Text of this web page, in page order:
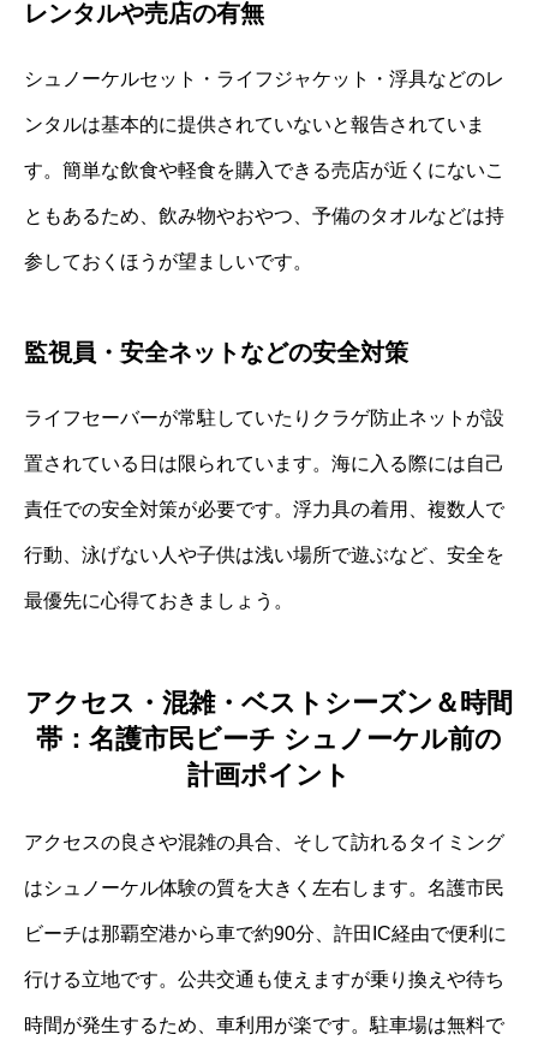
レンタルや売店の有無
シュノーケルセット・ライフジャケット・浮具などのレ
ンタルは基本的に提供されていないと報告されていま
す。簡単な飲食や軽食を購入できる売店が近くにないこ
ともあるため、飲み物やおやつ、予備のタオルなどは持
参しておくほうが望ましいです。
監視員・安全ネットなどの安全対策
ライフセーバーが常駐していたりクラゲ防止ネットが設
置されている日は限られています。海に入る際には自己
責任での安全対策が必要です。浮力具の着用、複数人で
行動、泳げない人や子供は浅い場所で遊ぶなど、安全を
最優先に心得ておきましょう。
アクセス・混雑・ベストシーズン＆時間
帯：名護市民ビーチ シュノーケル前の
計画ポイント
アクセスの良さや混雑の具合、そして訪れるタイミング
はシュノーケル体験の質を大きく左右します。名護市民
ビーチは那覇空港から車で約90分、許田IC経由で便利に
行ける立地です。公共交通も使えますが乗り換えや待ち
時間が発生するため、車利用が楽です。駐車場は無料で